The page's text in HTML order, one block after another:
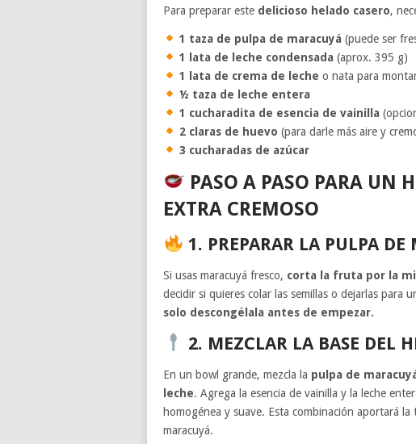
Para preparar este delicioso helado casero,
1 taza de pulpa de maracuyá (puede ser
1 lata de leche condensada (aprox. 395 g)
1 lata de crema de leche o nata para
½ taza de leche entera
1 cucharadita de esencia de vainilla
2 claras de huevo (para darle más aire y
3 cucharadas de azúcar
PASO A PASO PARA UN
EXTRA CREMOSO
1. PREPARAR LA PULPA DE
Si usas maracuyá fresco, corta la fruta por la
decidir si quieres colar las semillas o dejarlas para
solo descongélala antes de empezar.
2. MEZCLAR LA BASE DEL
En un bowl grande, mezcla la pulpa de
leche. Agrega la esencia de vainilla y la leche
homogénea y suave. Esta combinación aportará
maracuyá.